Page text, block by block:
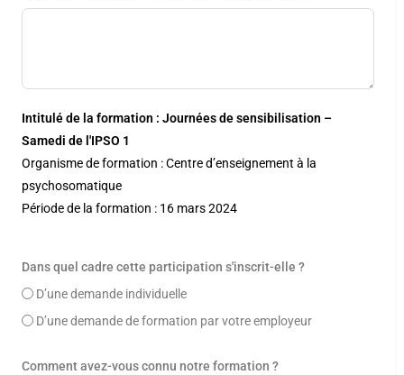
Intitulé de la formation : Journées de sensibilisation –
Samedi de l'IPSO 1
Organisme de formation : Centre d’enseignement à la
psychosomatique
Période de la formation : 16 mars 2024
Dans quel cadre cette participation s'inscrit-elle ?
D’une demande individuelle
D’une demande de formation par votre employeur
Comment avez-vous connu notre formation ?